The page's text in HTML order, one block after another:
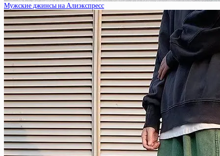
Мужские джинсы на Алиэкспресс